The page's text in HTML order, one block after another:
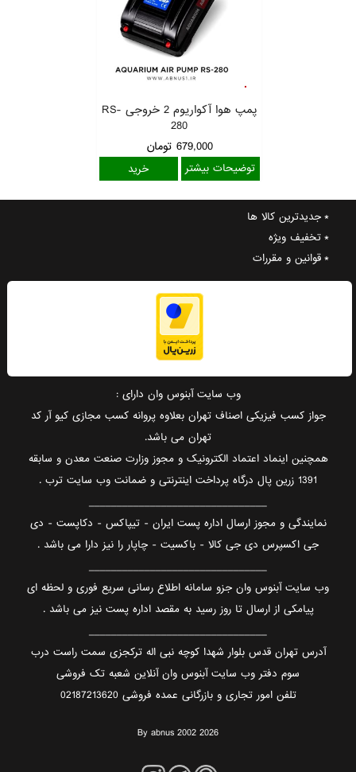
پمپ هوا آکواریوم 2 خروجی RS-
280
679,000 تومان
توضیحات بیشتر
جدیدترین کالا ها
تخفیف ویژه
قوانین و مقررات
وب سایت آبنوس وان دارای :
جواز کسب فیزیکی اصناف تهران بعلاوه پروانه کسب مجازی کیو آر کد
تهران می باشد.
همچنین اینماد اعتماد الکترونیک و مجوز وزارت صنعت معدن و سابقه
1391 زرین پال درگاه پرداخت اینترنتی و ضمانت وب سایت ترب .
________________________________
نمایندگی و مجوز ارسال اداره پست ایران - تیپاکس - دکاپست - دی
جی اکسپرس دی جی کالا - باکسیت - چاپار را نیز دارا می باشد .
________________________________
وب سایت آبنوس وان جزو سامانه اطلاع رسانی سریع فوری و لحظه ای
پیامکی از ارسال تا روز رسید به مقصد اداره پست نیز می باشد .
________________________________
آدرس تهران قدس بلوار شهدا کوچه نبی اله ترکجزی سمت راست درب
سوم دفتر وب سایت آبنوس وان آنلاین شعبه تک فروشی
تلفن امور تجاری و بازرگانی عمده فروشی 02187213620
By abnus 2002 2026